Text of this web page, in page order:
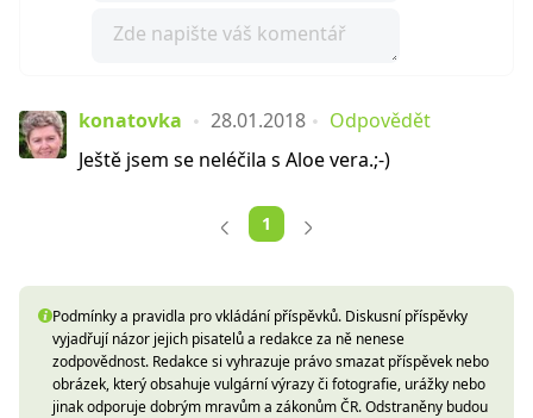
konatovka 28.01.2018
Odpovědět
Ještě jsem se neléčila s Aloe vera.;-)
1
Podmínky a pravidla pro vkládání příspěvků. Diskusní příspěvky
vyjadřují názor jejich pisatelů a redakce za ně nenese
zodpovědnost. Redakce si vyhrazuje právo smazat příspěvek nebo
obrázek, který obsahuje vulgární výrazy či fotografie, urážky nebo
jinak odporuje dobrým mravům a zákonům ČR. Odstraněny budou